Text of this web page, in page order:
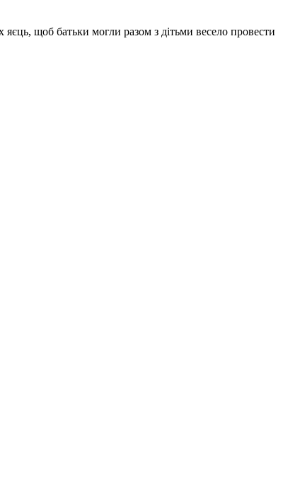
щоб батьки могли разом з дітьми весело провести